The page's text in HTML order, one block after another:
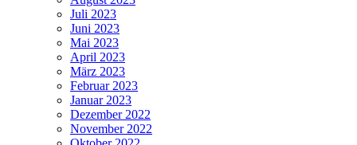
Juli 2023
Juni 2023
Mai 2023
April 2023
März 2023
Februar 2023
Januar 2023
Dezember 2022
November 2022